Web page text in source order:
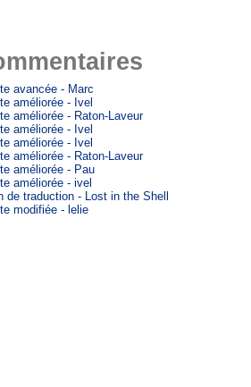
avancée - Marc
améliorée - Ivel
améliorée - Raton-Laveur
améliorée - Ivel
améliorée - Ivel
améliorée - Raton-Laveur
améliorée - Pau
améliorée - ivel
de traduction - Lost in the Shell
modifiée - lelie